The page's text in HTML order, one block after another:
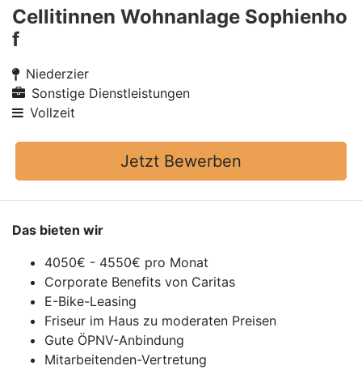
Cellitinnen Wohnanlage Sophienho
f
Niederzier
Sonstige Dienstleistungen
Vollzeit
Jetzt Bewerben
Das bieten wir
4050€ - 4550€ pro Monat
Corporate Benefits von Caritas
E-Bike-Leasing
Friseur im Haus zu moderaten Preisen
Gute ÖPNV-Anbindung
Mitarbeitenden-Vertretung